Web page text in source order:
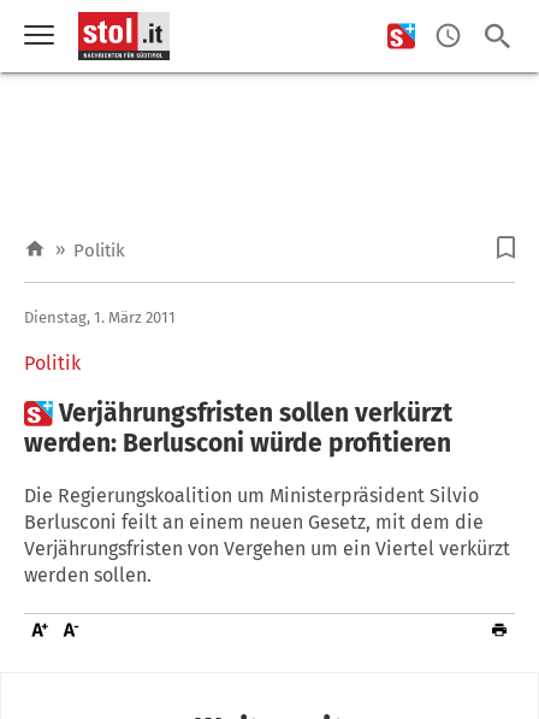
» Politik
Politik
Dienstag, 1. März 2011
Verjährungsfristen sollen verkürzt
werden: Berlusconi würde profitieren
Die Regierungskoalition um Ministerpräsident Silvio
Berlusconi feilt an einem neuen Gesetz, mit dem die
Verjährungsfristen von Vergehen um ein Viertel verkürzt
werden sollen.